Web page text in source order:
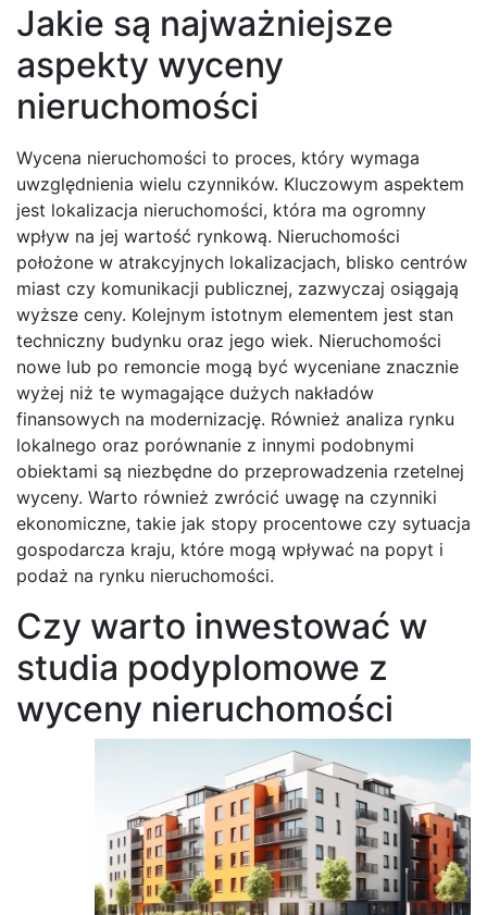
Jakie są najważniejsze
aspekty wyceny
nieruchomości
Wycena nieruchomości to proces, który wymaga
uwzględnienia wielu czynników. Kluczowym aspektem
jest lokalizacja nieruchomości, która ma ogromny
wpływ na jej wartość rynkową. Nieruchomości
położone w atrakcyjnych lokalizacjach, blisko centrów
miast czy komunikacji publicznej, zazwyczaj osiągają
wyższe ceny. Kolejnym istotnym elementem jest stan
techniczny budynku oraz jego wiek. Nieruchomości
nowe lub po remoncie mogą być wyceniane znacznie
wyżej niż te wymagające dużych nakładów
finansowych na modernizację. Również analiza rynku
lokalnego oraz porównanie z innymi podobnymi
obiektami są niezbędne do przeprowadzenia rzetelnej
wyceny. Warto również zwrócić uwagę na czynniki
ekonomiczne, takie jak stopy procentowe czy sytuacja
gospodarcza kraju, które mogą wpływać na popyt i
podaż na rynku nieruchomości.
Czy warto inwestować w
studia podyplomowe z
wyceny nieruchomości